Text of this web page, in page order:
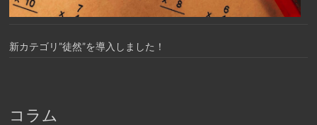
新カテゴリ”徒然”を導入しました！
コラム